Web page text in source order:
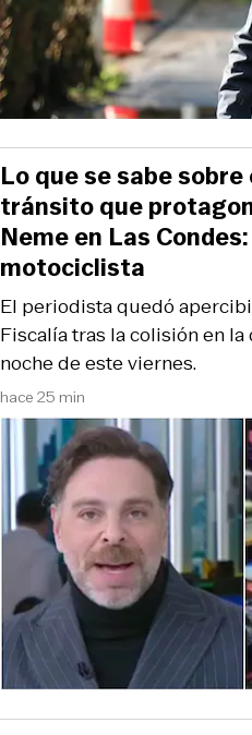
hace 25 min
El periodista quedó
Fiscalía tras la colisión en
noche de este viernes.
Lo que se sabe
tránsito que
Neme en Las
motociclista